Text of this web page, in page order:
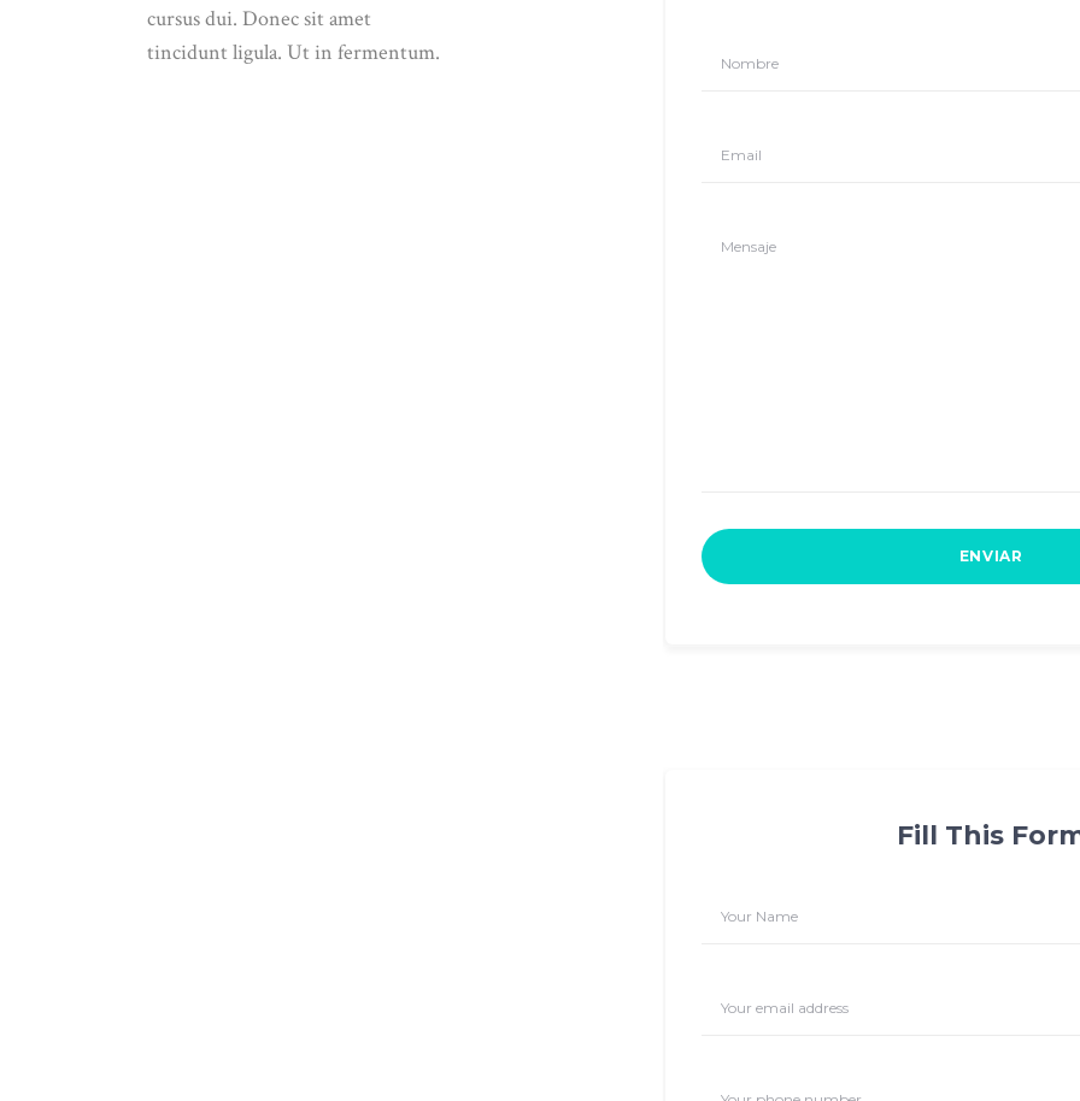
Fill This
cursus dui. Donec sit amet
tincidunt ligula. Ut in fermentum.